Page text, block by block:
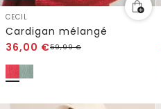
CECIL
Cardigan mélangé
36,00 €59,99€